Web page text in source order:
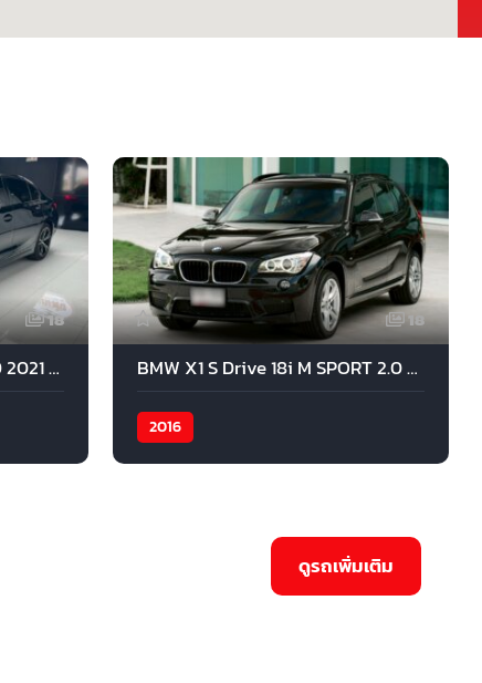
18
BMW 330LI Limousine RHD 2021 สีดำ
18
BMW X1 S Drive 18i M SPORT 2.0 2016 สีดำ
2016